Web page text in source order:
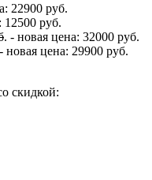
22900 руб.
12500 руб.
. - новая цена: 32000 руб.
- новая цена: 29900 руб.
скидкой: